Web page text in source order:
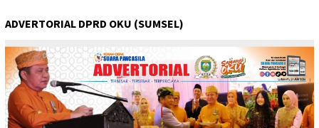
ADVERTORIAL DPRD OKU (SUMSEL)